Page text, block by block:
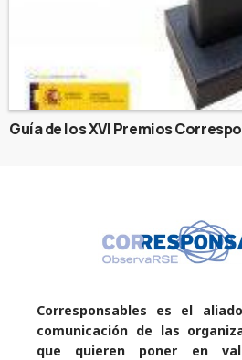
Guía de los XVI Premios
Corresponsables es el
comunicación de las
que quieren poner en